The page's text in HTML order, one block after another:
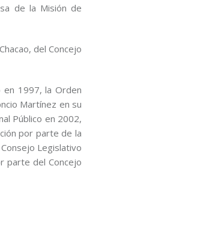
de la Misión de
del Concejo
en 1997, la Orden
Martínez en su
Público en 2002,
por parte de la
Legislativo
parte del Concejo